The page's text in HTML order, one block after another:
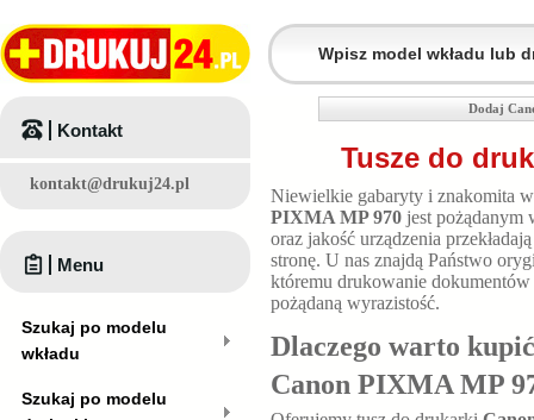
Dodaj
Tusze do
Niewielkie gabaryty i znakomita
PIXMA MP 970 jest pożądanym
oraz jakość urządzenia
stronę. U nas znajdą Państwo
któremu drukowanie
pożądaną wyrazistość.
Dlaczego warto
Canon PIXMA MP
Kontakt
kontakt@drukuj24.pl
Menu
Szukaj po modelu
wkładu
Szukaj po modelu